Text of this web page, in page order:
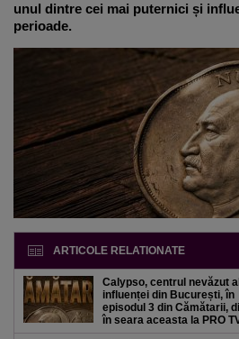
unul dintre cei mai puternici și
perioade.
ARTICOLE RELATIONATE
Calypso, centrul nevăzut al
influenței din București, în
episodul 3 din Cămătarii,
în seara aceasta la PRO